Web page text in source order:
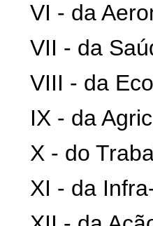
VI - da
VII - da
VIII - da
IX - da
X - do
XI - da